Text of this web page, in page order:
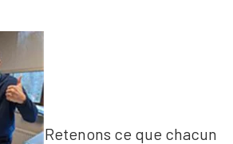
Retenons ce que chacun